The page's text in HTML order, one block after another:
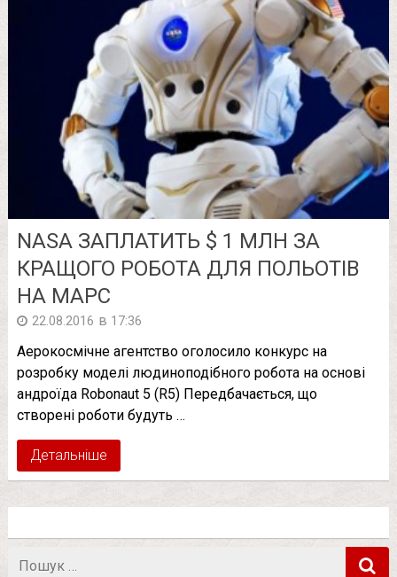
NASA ЗАПЛАТИТЬ $ 1 МЛН ЗА
КРАЩОГО РОБОТА ДЛЯ ПОЛЬОТІВ
НА МАРС
22.08.2016 в 17:36
Аерокосмічне агентство оголосило конкурс на
розробку моделі людиноподібного робота на основі
андроїда Robonaut 5 (R5) Передбачається, що
створені роботи будуть …
Детальніше